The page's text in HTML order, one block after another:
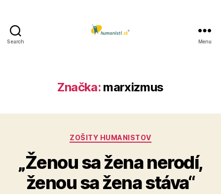
Search Menu
Značka: marxizmus
Kategórie
ZOŠITY HUMANISTOV
„Ženou sa žena nerodí,
ženou sa žena stáva“